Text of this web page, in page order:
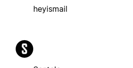
heyismail